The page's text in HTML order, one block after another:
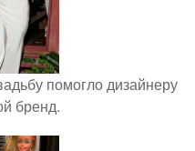
помогло дизайнеру
бренд.